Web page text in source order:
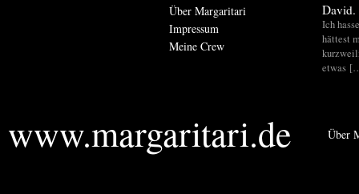
Über Margaritari
Impressum
Meine Crew
David.
Ich
hättest
etwas
www.margaritari.de Über